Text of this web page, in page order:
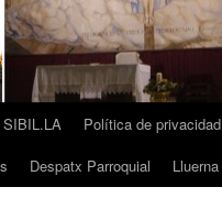
SIBIL.LA Política de privacidad
Despatx Parroquial Lluerna